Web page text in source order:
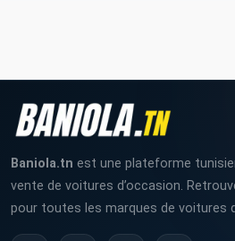
Baniola.tn est une plateforme
vente de voitures d’occasion.
pour toutes les marques de voitures